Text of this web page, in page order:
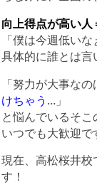
向上得点が高い
「僕は今週低い
具体的に誰とは言
「努力が大事な
けちゃう …」
と悩んでいるそ
いつでも大歓迎で
現在、高松桜井校
す！